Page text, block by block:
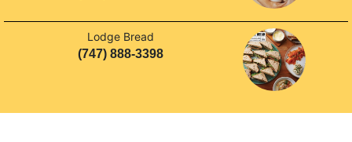
Lodge Bread
(747) 888-3398